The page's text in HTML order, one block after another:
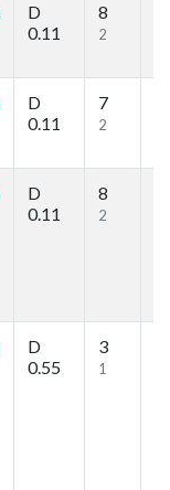
D
0.11
8
2
D
0.11
7
2
D
0.11
8
2
D
0.55
3
1